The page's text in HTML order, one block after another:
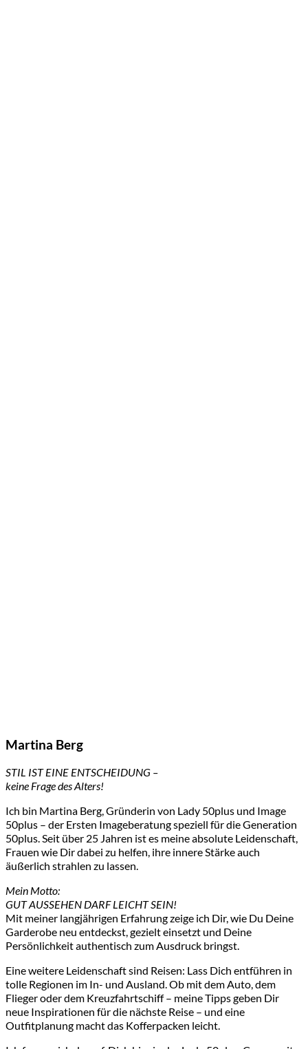
Martina Berg
STIL IST EINE ENTSCHEIDUNG –
keine Frage des Alters!
Ich bin Martina Berg, Gründerin von Lady 50plus und Image
50plus – der Ersten Imageberatung speziell für die Generation
50plus. Seit über 25 Jahren ist es meine absolute Leidenschaft,
Frauen wie Dir dabei zu helfen, ihre innere Stärke auch
äußerlich strahlen zu lassen.
Mein Motto:
GUT AUSSEHEN DARF LEICHT SEIN!
Mit meiner langjährigen Erfahrung zeige ich Dir, wie Du Deine
Garderobe neu entdeckst, gezielt einsetzt und Deine
Persönlichkeit authentisch zum Ausdruck bringst.
Eine weitere Leidenschaft sind Reisen: Lass Dich entführen in
tolle Regionen im In- und Ausland. Ob mit dem Auto, dem
Flieger oder dem Kreuzfahrtschiff – meine Tipps geben Dir
neue Inspirationen für die nächste Reise – und eine
Outfitplanung macht das Kofferpacken leicht.